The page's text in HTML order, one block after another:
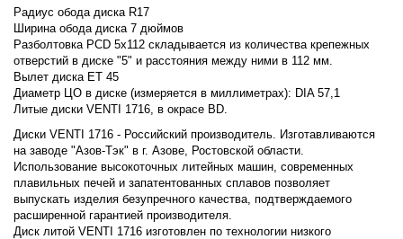
Радиус обода диска R17
Ширина обода диска 7 дюймов
Разболтовка PCD 5x112 складывается из количества крепежных
отверстий в диске "5" и расстояния между ними в 112 мм.
Вылет диска ET 45
Диаметр ЦО в диске (измеряется в миллиметрах): DIA 57,1
Литые диски VENTI 1716, в окрасе BD.
Диски VENTI 1716 - Российский производитель. Изготавливаются
на заводе "Азов-Тэк" в г. Азове, Ростовской области.
Использование высокоточных литейных машин, современных
плавильных печей и запатентованных сплавов позволяет
выпускать изделия безупречного качества, подтверждаемого
расширенной гарантией производителя.
Диск литой VENTI 1716 изготовлен по технологии низкого